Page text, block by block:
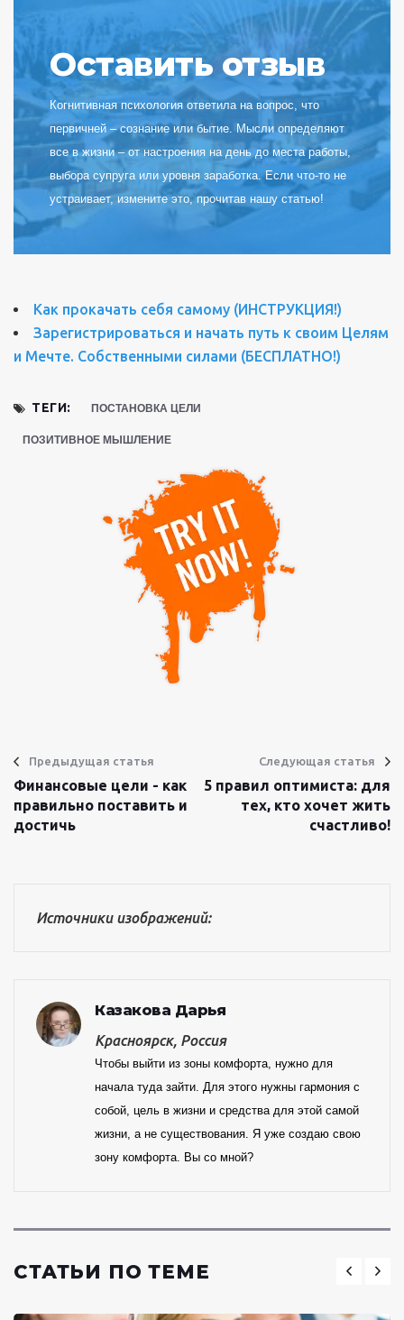
Оставить отзыв
Когнитивная психология ответила на вопрос, что
первичней – сознание или бытие. Мысли определяют
все в жизни – от настроения на день до места работы,
выбора супруга или уровня заработка. Если что-то не
устраивает, измените это, прочитав нашу статью!
Как прокачать себя самому (ИНСТРУКЦИЯ!)
Зарегистрироваться и начать путь к своим Целям
и Мечте. Собственными силами (БЕСПЛАТНО!)
ТЕГИ: ПОСТАНОВКА ЦЕЛИ
ПОЗИТИВНОЕ МЫШЛЕНИЕ
Предыдущая статья
Финансовые цели - как
правильно поставить и
достичь
Следующая статья
5 правил оптимиста: для
тех, кто хочет жить
счастливо!
Источники изображений:
Казакова Дарья
Красноярск, Россия
Чтобы выйти из зоны комфорта, нужно для
начала туда зайти. Для этого нужны гармония с
собой, цель в жизни и средства для этой самой
жизни, а не существования. Я уже создаю свою
зону комфорта. Вы со мной?
СТАТЬИ ПО ТЕМЕ